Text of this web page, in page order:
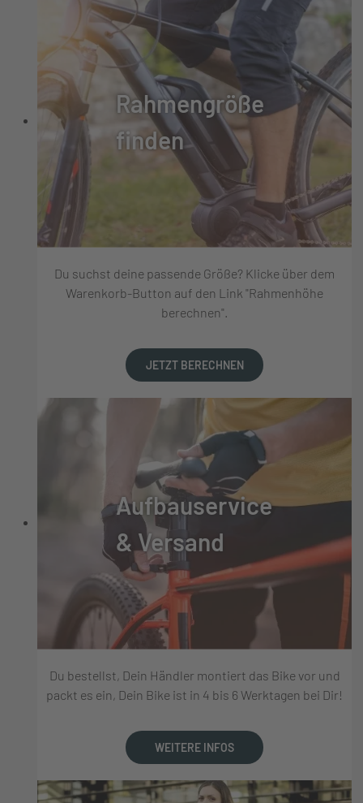
Rahmengröße
finden
Du suchst deine passende Größe? Klicke über dem
Warenkorb-Button auf den Link "Rahmenhöhe
berechnen".
JETZT BERECHNEN
Aufbauservice
& Versand
Du bestellst, Dein Händler montiert das Bike vor und
packt es ein, Dein Bike ist in 4 bis 6 Werktagen bei Dir!
WEITERE INFOS